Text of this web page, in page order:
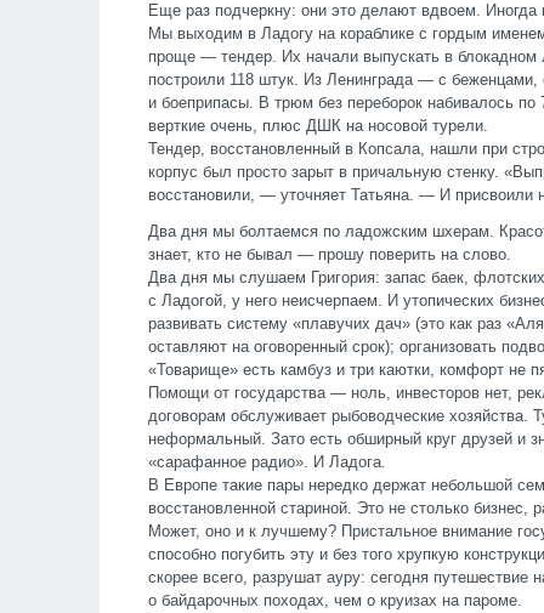
Еще раз подчеркну: они это делают вдвоем. Иногда
Мы выходим в Ладогу на кораблике с гордым
проще — тендер. Их начали выпускать в блокадном
построили 118 штук. Из Ленинграда — с
и боеприпасы. В трюм без переборок набивалось
верткие очень, плюс ДШК на носовой турели.
Тендер, восстановленный в Копсала, нашли при
корпус был просто зарыт в причальную стенку.
восстановили, — уточняет Татьяна. — И присвоили
Два дня мы болтаемся по ладожским шхерам.
знает, кто не бывал — прошу поверить на слово.
Два дня мы слушаем Григория: запас баек,
с Ладогой, у него неисчерпаем. И утопических
развивать систему «плавучих дач» (это как раз
оставляют на оговоренный срок); организовать
«Товарище» есть камбуз и три каютки, комфорт не
Помощи от государства — ноль, инвесторов нет,
договорам обслуживает рыбоводческие хозяйства.
неформальный. Зато есть обширный круг друзей и
«сарафанное радио». И Ладога.
В Европе такие пары нередко держат небольшой
восстановленной стариной. Это не столько бизнес,
Может, оно и к лучшему? Пристальное внимание
способно погубить эту и без того хрупкую
скорее всего, разрушат ауру: сегодня
о байдарочных походах, чем о круизах на пароме.